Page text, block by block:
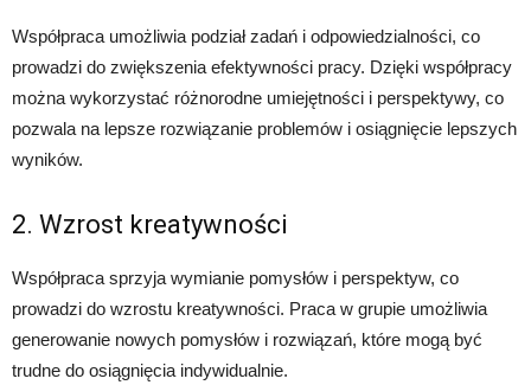
Współpraca umożliwia podział zadań i odpowiedzialności, co
prowadzi do zwiększenia efektywności pracy. Dzięki współpracy
można wykorzystać różnorodne umiejętności i perspektywy, co
pozwala na lepsze rozwiązanie problemów i osiągnięcie lepszych
wyników.
2. Wzrost kreatywności
Współpraca sprzyja wymianie pomysłów i perspektyw, co
prowadzi do wzrostu kreatywności. Praca w grupie umożliwia
generowanie nowych pomysłów i rozwiązań, które mogą być
trudne do osiągnięcia indywidualnie.